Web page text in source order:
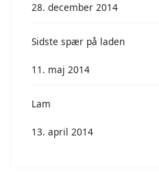
28. december 2014
Sidste spær på laden
11. maj 2014
Lam
13. april 2014